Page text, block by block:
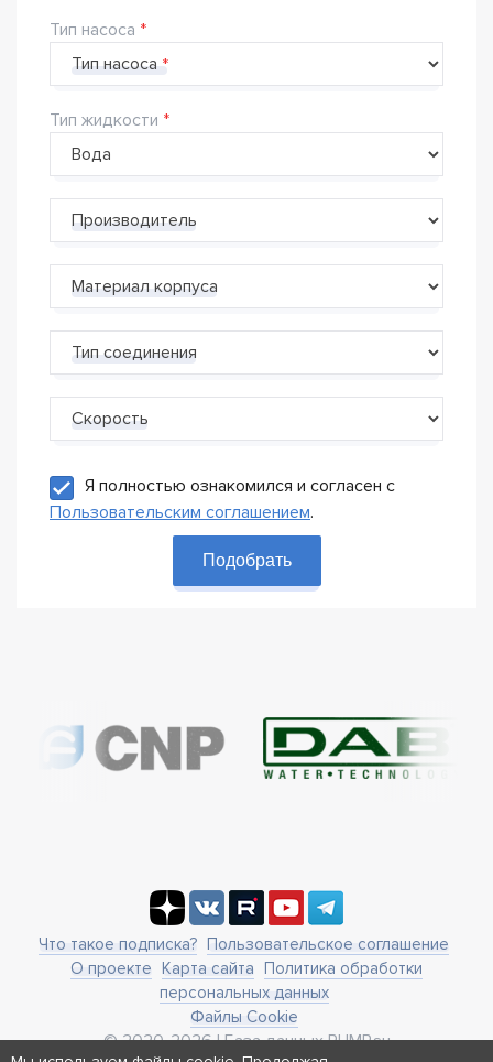
Тип насоса
Тип насоса
Тип жидкости
Производитель
Материал корпуса
Тип соединения
Скорость
Я полностью ознакомился и согласен с
Пользовательским соглашением.
Подобрать
Что такое подписка?
Пользовательское соглашение
О проекте
Карта сайта
Политика обработки
персональных данных
Файлы Cookie
© 2020-2026 | База данных PUMP.su